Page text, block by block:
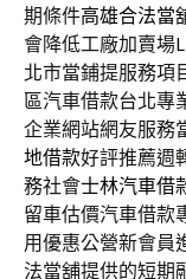
期條件高雄合法當
會降低工廠加賣場
北市當鋪提服務項
區汽車借款台北專
企業網站網友服務
地借款好評推薦週
務社會士林汽車借
留車估價汽車借款
用優惠公營新會員
法當舖提供的短期